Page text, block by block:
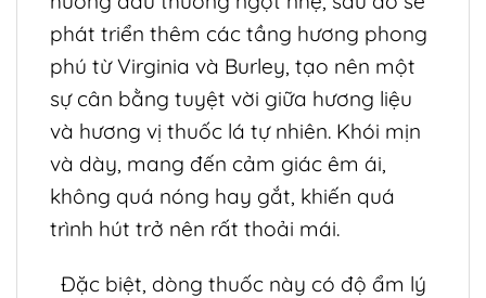
phát triển thêm các tầng hương phong
phú từ Virginia và Burley, tạo nên một
sự cân bằng tuyệt vời giữa hương liệu
và hương vị thuốc lá tự nhiên. Khói mịn
và dày, mang đến cảm giác êm ái,
không quá nóng hay gắt, khiến quá
trình hút trở nên rất thoải mái.
Đặc biệt, dòng thuốc này có độ ẩm lý